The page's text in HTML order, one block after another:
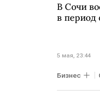
В Сочи
в период
5 мая, 23:44
Бизнес